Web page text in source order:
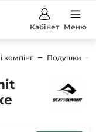
Кабінет Меню
кемпінг Подушки